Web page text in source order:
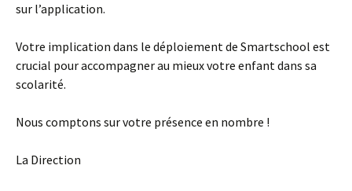
sur l’application.
Votre implication dans le déploiement de Smartschool est
crucial pour accompagner au mieux votre enfant dans sa
scolarité.
Nous comptons sur votre présence en nombre !
La Direction